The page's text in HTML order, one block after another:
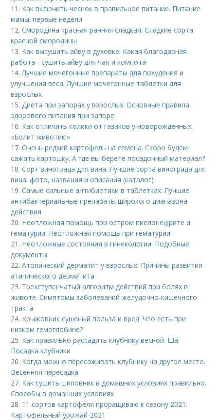
11. Как включить чеснок в правильное питание. Питание
мамы: первые недели
12.Смородина красная ранняя сладкая. Сладкие сорта
красной смородины
13. Как высушить айву в духовке. Какая благодарная
работа - сушить айву для чая и компота
14. Лучшие мочегонные препараты для похудения и
улучшения веса. Лучшие мочегонные таблетки для
взрослых
15. Диета при запорах у взрослых. Основные правила
здорового питания при запоре
16. Как отличить колики от газиков у новорожденных.
«Болит животик!»
17.Очень редкий картофель на семена. Скоро будем
сажать картошку. А где вы берете посадочный материал?
18.Сорт винограда для вина. Лучшие сорта винограда для
вина: фото, названия и описания (каталог)
19.Самые сильные антибиотики в таблетках. Лучшие
антибактериальные препараты широкого диапазона
действия
20. Неотложная помощь при остром пиелонефрите и
гематурии. Неотложная помощь при гематурии
21. Неотложные состояния в гинекологии. Подобные
документы
22.Атопический дерматит у взрослых. Причины развития
атипического дерматита
23. Трехступенчатый алгоритм действий при болях в
животе. Симптомы заболеваний желудочно-кишечного
тракта
24. Крыжовник сушеный польза и вред. Что есть при
низком гемоглобине?
25. Как правильно рассадить клубнику весной. Ша.
Посадка клубники
26. Когда можно пересаживать клубнику на другое место.
Весенняя пересадка
27. Как сушить шиповник в домашних условиях правильно.
Способы в домашних условиях
28. 11 сортов картофеля проращиваю к сезону 2021.
Картофельный урожай-2021